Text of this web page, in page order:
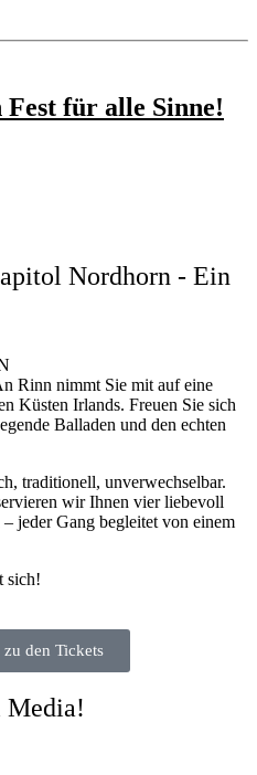
für alle Sinne!
Nordhorn - Ein
Rinn nimmt Sie mit auf eine
Küsten Irlands. Freuen Sie sich
Balladen und den echten
traditionell, unverwechselbar.
wir Ihnen vier liebevoll
jeder Gang begleitet von einem
sich!
den Tickets
Media!